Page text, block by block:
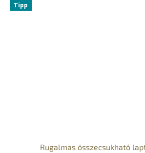
Tipp
Rugalmas összecsukható